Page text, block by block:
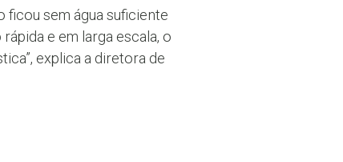
ficou sem água suficiente
e em larga escala, o
explica a diretora de